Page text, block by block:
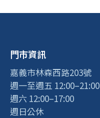
門市資訊
嘉義市林森西路203號
週一至週五 12:00–21:00
週六 12:00–17:00
週日公休